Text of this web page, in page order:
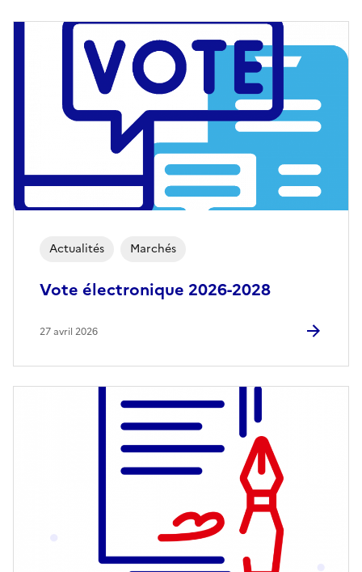
Vote électronique 2026-2028
Actualités Marchés
27 avril 2026